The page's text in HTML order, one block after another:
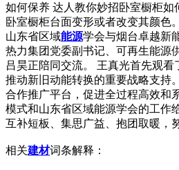
如何保养 达人教你妙招卧室橱柜
卧室橱柜台面变形或者改变其颜色
山东省区域能源学会与烟台卓越新
热力集团党委副书记、可再生能源
吕昊正陪同交流。 王真光首先观
推动新旧动能转换的重要战略支持
合作推广平台，促进全过程高效和
模式和山东省区域能源学会的工作
互补短板、集思广益、抱团取暖，
相关建材词条解释：